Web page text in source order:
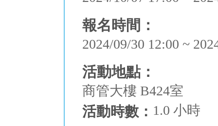
報名時間：
2024/09/30 12:00 ~
活動地點：
商管大樓 B424室
活動時數： 1.0 小時